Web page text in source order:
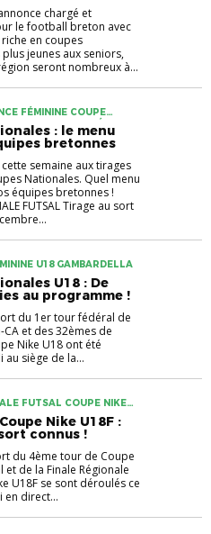
chargé et
le football breton avec
en coupes
jeunes aux seniors,
seront nombreux à...
FÉMININE COUPE
COUPE NIKE FÉMININE
: le menu
bretonnes
cette semaine aux tirages
Nationales. Quel menu
équipes bretonnes !
FUTSAL Tirage au sort
U18 GAMBARDELLA
U18 : De
au programme !
du 1er tour fédéral de
et des 32èmes de
Nike U18 ont été
au siège de la...
FUTSAL COUPE NIKE
Nike U18F :
connus !
du 4ème tour de Coupe
et de la Finale Régionale
U18F se sont déroulés ce
en direct...